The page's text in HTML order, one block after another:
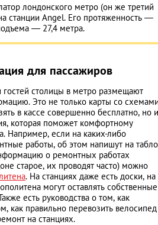
лондонского метро (он же третий
станции Angel. Его протяженность —
— 27,4 метра.
для пассажиров
столицы в метро размещают
Это не только карты со
в кассе совершенно бесплатно, но и
которая поможет комфортному
Например, если на каких-либо
работы, об этом напишут на табло
о ремонтных работах
старое, их проводят часто) можно
. На станциях даже есть доски, на
могут оставлять собственные
есть руководства о том, как
как правильно перевозить велосипед
на станциях.